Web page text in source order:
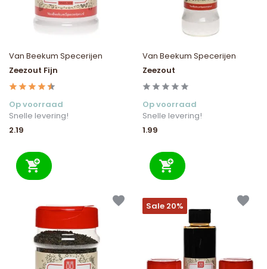
Van Beekum Specerijen
Zeezout Fijn
Op voorraad
Snelle levering!
2.19
Van Beekum Specerijen
Zeezout
Op voorraad
Snelle levering!
1.99
Sale 20%